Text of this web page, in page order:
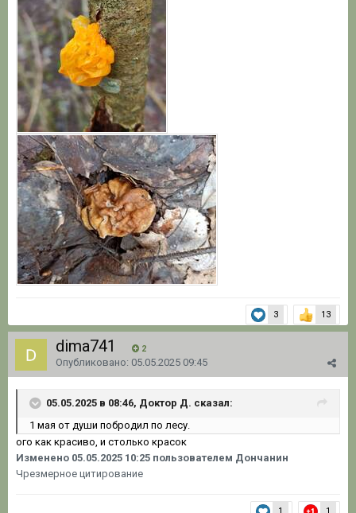
3 13
dima741 2
Опубликовано: 05.05.2025 09:45
05.05.2025 в 08:46, Доктор Д. сказал:
1 мая от души побродил по лесу.
ого как красиво, и столько красок
Изменено 05.05.2025 10:25 пользователем Дончанин
Чрезмерное цитирование